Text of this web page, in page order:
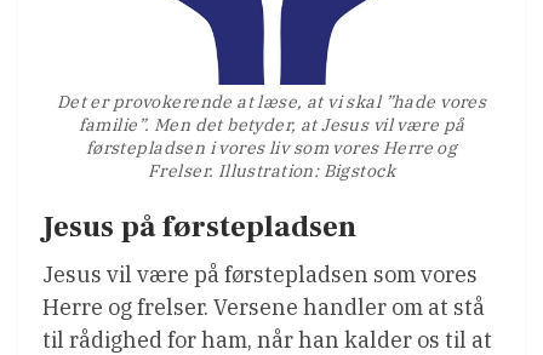
Det er provokerende at læse, at vi skal ”hade vores
familie”. Men det betyder, at Jesus vil være på
førstepladsen i vores liv som vores Herre og
Frelser. Illustration: Bigstock
Jesus på førstepladsen
Jesus vil være på førstepladsen som vores
Herre og frelser. Versene handler om at stå
til rådighed for ham, når han kalder os til at